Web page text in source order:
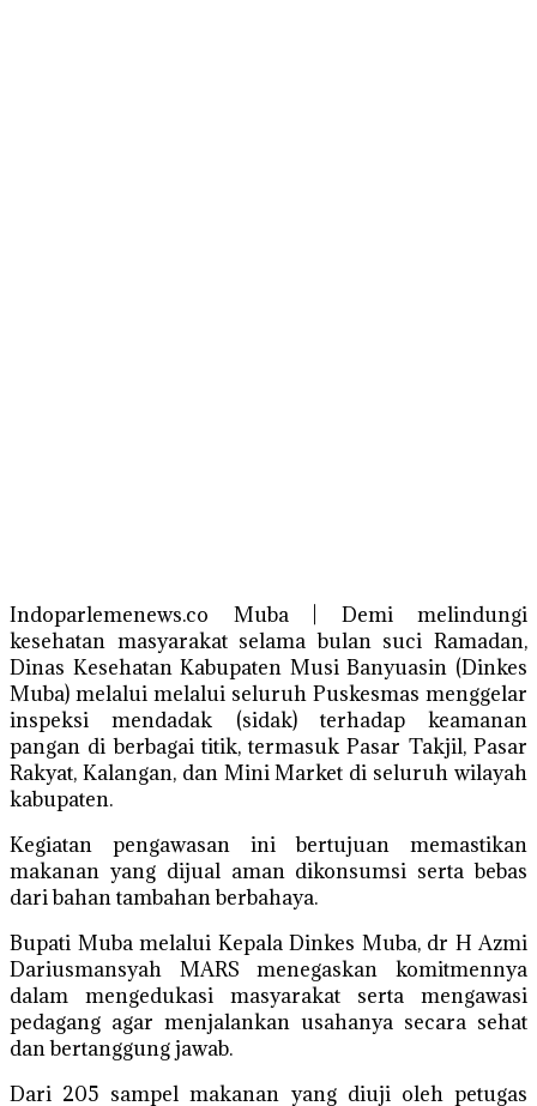
Indoparlemenews.co Muba | Demi melindungi
kesehatan masyarakat selama bulan suci Ramadan,
Dinas Kesehatan Kabupaten Musi Banyuasin (Dinkes
Muba) melalui melalui seluruh Puskesmas menggelar
inspeksi mendadak (sidak) terhadap keamanan
pangan di berbagai titik, termasuk Pasar Takjil, Pasar
Rakyat, Kalangan, dan Mini Market di seluruh wilayah
kabupaten.
Kegiatan pengawasan ini bertujuan memastikan
makanan yang dijual aman dikonsumsi serta bebas
dari bahan tambahan berbahaya.
Bupati Muba melalui Kepala Dinkes Muba, dr H Azmi
Dariusmansyah MARS menegaskan komitmennya
dalam mengedukasi masyarakat serta mengawasi
pedagang agar menjalankan usahanya secara sehat
dan bertanggung jawab.
Dari 205 sampel makanan yang diuji oleh petugas